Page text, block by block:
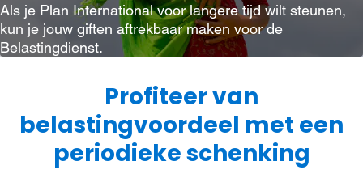
Als je Plan International voor langere tijd wilt steunen,
kun je jouw giften aftrekbaar maken voor de
Belastingdienst.
Profiteer van
belastingvoordeel met een
periodieke schenking